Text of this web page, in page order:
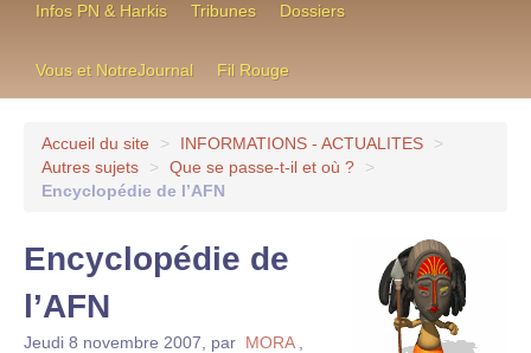
Infos PN & Harkis Tribunes Dossiers
Vous et NotreJournal Fil Rouge
Accueil du site > INFORMATIONS - ACTUALITES
>
Autres sujets
> Que se passe-t-il et où ?
>
Encyclopédie de l’AFN
Encyclopédie de
l’AFN
Jeudi 8 novembre 2007 par MORA